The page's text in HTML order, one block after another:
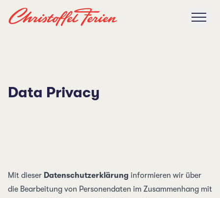
Data Privacy
Mit dieser Daten­schutz­erklärung informieren wir über
die Bearbeitung von Personen­daten im Zusammen­hang mit